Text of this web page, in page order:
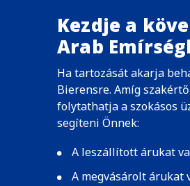
Kezdje a
Arab
Ha tartozását akarja
Bierensre. Amíg
folytathatja a szokásos
segíteni Önnek:
A leszállított árukat
A megvásárolt árukat